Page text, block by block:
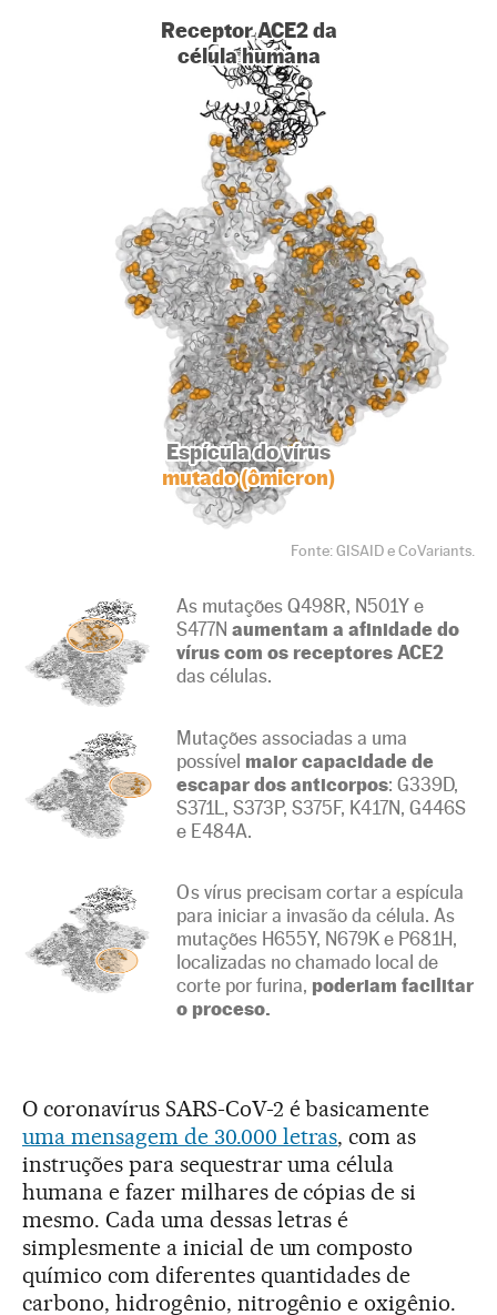
Receptor ACE2 da
célula humana
Espícula do vírus
mutado (ômicron)
Fonte: GISAID e CoVariants.
As mutações Q498R, N501Y e
S477N aumentam a afinidade do
vírus com os receptores ACE2
das células.
Mutações associadas a uma
possível maior capacidade de
escapar dos anticorpos: G339D,
S371L, S373P, S375F, K417N, G446S
e E484A.
Os vírus precisam cortar a espícula
para iniciar a invasão da célula. As
mutações H655Y, N679K e P681H,
localizadas no chamado local de
corte por furina, poderiam facilitar
o proceso.
O coronavírus SARS-CoV-2 é basicamente
uma mensagem de 30.000 letras, com as
instruções para sequestrar uma célula
humana e fazer milhares de cópias de si
mesmo. Cada uma dessas letras é
simplesmente a inicial de um composto
químico com diferentes quantidades de
carbono, hidrogênio, nitrogênio e oxigênio.